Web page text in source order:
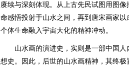
赓续与深刻体现。从上古先民试图用图
命感悟投射于山水之间，再到唐宋画家
个体生命融入宇宙大化的精神冲动。
山水画的演进史，实则是一部中国人
想史。因此，后世的山水画精神，其终